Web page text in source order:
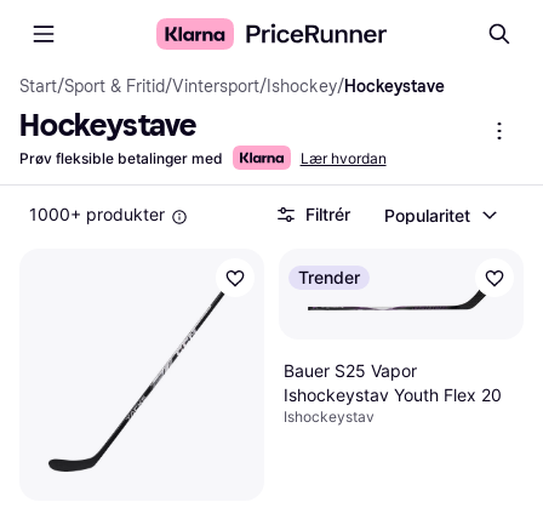
Start/Sport & Fritid/Vintersport/ Ishockey/Hockeystave
Hockeystave
Prøv fleksible betalinger med Lær hvordan
1000+ produkter Filtrér Popularitet
Trender
Bauer S25 Vapor
Ishockeystav Youth Flex 20
Ishockeystav